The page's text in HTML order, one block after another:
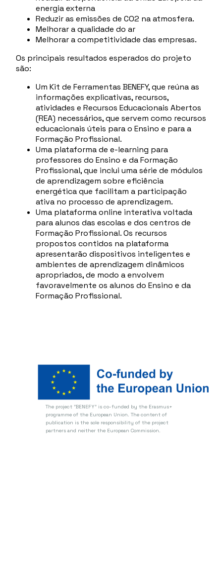
energia externa
Reduzir as emissões de CO2 na atmosfera.
Melhorar a qualidade do ar
Melhorar a competitividade das empresas.
Os principais resultados esperados do projeto
são:
Um Kit de Ferramentas BENEFY, que reúna as
informações explicativas, recursos,
atividades e Recursos Educacionais Abertos
(REA) necessários, que servem como recursos
educacionais úteis para o Ensino e para a
Formação Profissional.
Uma plataforma de e-learning para
professores do Ensino e da Formação
Profissional, que inclui uma série de módulos
de aprendizagem sobre eficiência
energética que facilitam a participação
ativa no processo de aprendizagem.
Uma plataforma online interativa voltada
para alunos das escolas e dos centros de
Formação Profissional. Os recursos
propostos contidos na plataforma
apresentarão dispositivos inteligentes e
ambientes de aprendizagem dinâmicos
apropriados, de modo a envolvem
favoravelmente os alunos do Ensino e da
Formação Profissional.
The project "BENEFY" is co-funded by the Erasmus+
programme of the European Union. The content of
publication is the sole responsibility of the project
partners and neither the European Commission.